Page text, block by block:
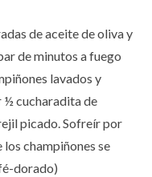
de aceite de oliva y
de minutos a fuego
lavados y
½ cucharadita de
picado. Sofreír por
champiñones se
dorado)